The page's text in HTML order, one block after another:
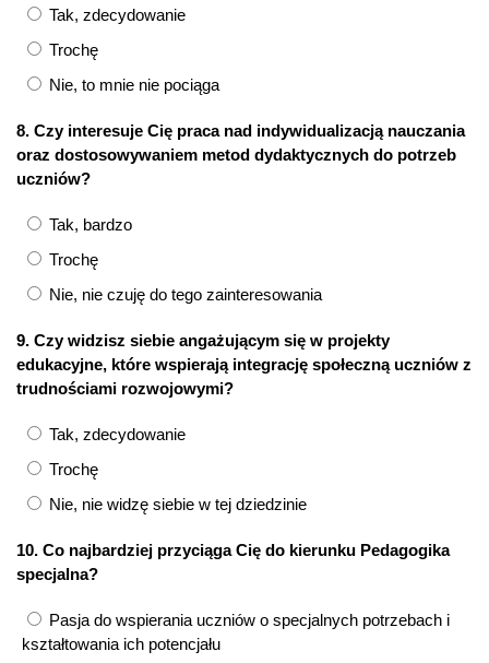
Tak, zdecydowanie
Trochę
Nie, to mnie nie pociąga
8. Czy interesuje Cię praca nad indywidualizacją nauczania
oraz dostosowywaniem metod dydaktycznych do potrzeb
uczniów?
Tak, bardzo
Trochę
Nie, nie czuję do tego zainteresowania
9. Czy widzisz siebie angażującym się w projekty
edukacyjne, które wspierają integrację społeczną uczniów z
trudnościami rozwojowymi?
Tak, zdecydowanie
Trochę
Nie, nie widzę siebie w tej dziedzinie
10. Co najbardziej przyciąga Cię do kierunku Pedagogika
specjalna?
Pasja do wspierania uczniów o specjalnych potrzebach i
kształtowania ich potencjału